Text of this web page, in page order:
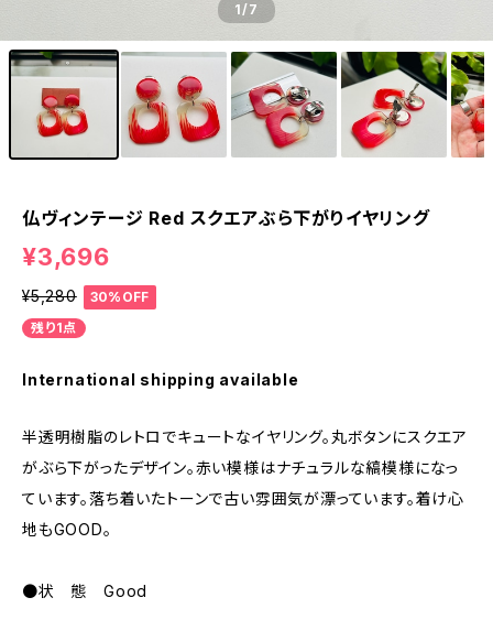
1/7
仏ヴィンテージ Red スクエアぶら下がりイヤリング
¥3,696
¥5,280
30%OFF
残り1点
International shipping available
半透明樹脂のレトロでキュートなイヤリング。丸ボタンにスクエア
がぶら下がったデザイン。赤い模様はナチュラルな縞模様になっ
ています。落ち着いたトーンで古い雰囲気が漂っています。着け心
地もGOOD。
●状 態 Good